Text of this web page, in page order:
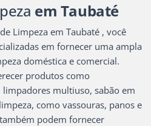
em Taubaté
Limpeza em Taubaté , você
em fornecer uma ampla
doméstica e comercial.
produtos como
limpadores multiuso, sabão em
como vassouras, panos e
podem fornecer